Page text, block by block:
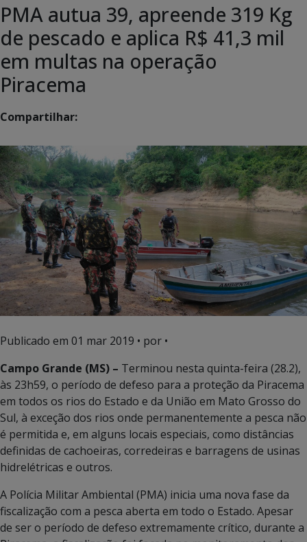
PMA autua 39, apreende 319 Kg
de pescado e aplica R$ 41,3 mil
em multas na operação
Piracema
Compartilhar:
Publicado em 01 mar 2019 • por •
Campo Grande (MS) – Terminou nesta quinta-feira (28.2),
às 23h59, o período de defeso para a proteção da Piracema
em todos os rios do Estado e da União em Mato Grosso do
Sul, à exceção dos rios onde permanentemente a pesca não
é permitida e, em alguns locais especiais, como distâncias
definidas de cachoeiras, corredeiras e barragens de usinas
hidrelétricas e outros.
A Polícia Militar Ambiental (PMA) inicia uma nova fase da
fiscalização com a pesca aberta em todo o Estado. Apesar
de ser o período de defeso extremamente crítico, durante a